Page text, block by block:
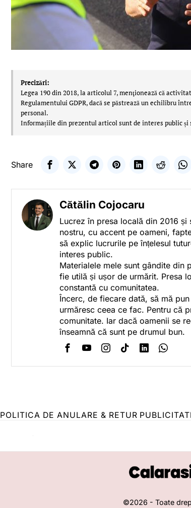
Precizări:
Legea 190 din 2018, la articolul 7, menţionează că
Regulamentului GDPR, dacă se păstrează un echilibru
personal.
Informațiile din prezentul articol sunt de interes public și
Share
Cătălin Cojocaru
Lucrez în presa locală din 2016
nostru, cu accent pe oameni,
să explic lucrurile pe înțelesul
interes public.
Materialele mele sunt gândite din
fie utilă și ușor de urmărit. Presa
constantă cu comunitatea.
Încerc, de fiecare dată, să mă
urmăresc ceea ce fac. Pentru că
comunitate. Iar dacă oamenii se
înseamnă că sunt pe drumul bun.
POLITICA DE ANULARE & RETUR
©2026 - Toate